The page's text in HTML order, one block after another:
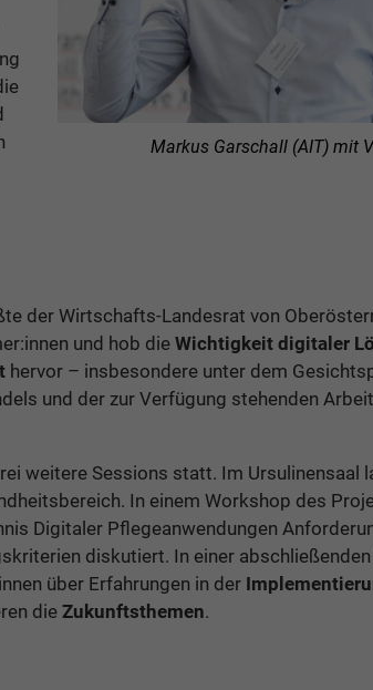
Markus Garschall (AIT) mit
der Wirtschafts-Landesrat von
und hob die Wichtigkeit digitaler
hervor – insbesondere unter dem
und der zur Verfügung stehenden
weitere Sessions statt. Im Ursulinensaal
In einem Workshop des
Digitaler Pflegeanwendungen
diskutiert. In einer
über Erfahrungen in der
dieZukunftsthemen.